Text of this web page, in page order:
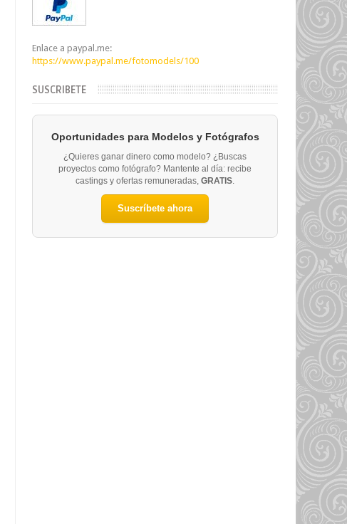
Enlace a paypal.me:
https://www.paypal.me/fotomodels/100
SUSCRIBETE
Oportunidades para Modelos y Fotógrafos
¿Quieres ganar dinero como modelo? ¿Buscas
proyectos como fotógrafo? Mantente al día: recibe
castings y ofertas remuneradas,GRATIS.
Suscríbete ahora